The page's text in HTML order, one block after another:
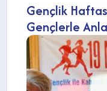
Gençlik
Gençlerle